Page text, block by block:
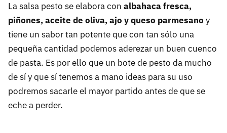
La salsa pesto se elabora con albahaca fresca,
piñones, aceite de oliva, ajo y queso parmesano y
tiene un sabor tan potente que con tan sólo una
pequeña cantidad podemos aderezar un buen cuenco
de pasta. Es por ello que un bote de pesto da mucho
de sí y que sí tenemos a mano ideas para su uso
podremos sacarle el mayor partido antes de que se
eche a perder.